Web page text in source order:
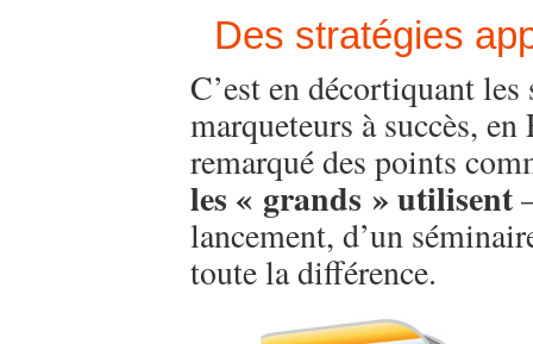
Des stratégies
C’est en décortiquant
marqueteurs à succès,
remarqué des points
les « grands » utilisent
lancement, d’un
toute la différence.